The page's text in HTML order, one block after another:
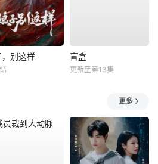
别这样 盲盒
更新至第13集
更多